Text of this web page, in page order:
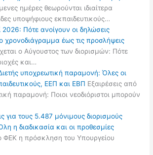
ημέρες θεωρούνται ιδιαίτερα
υποψήφιους εκπαιδευτικούς…
2026: Πότε ανοίγουν οι δηλώσεις
χρονοδιάγραμμα έως τις προσλήψεις
ο Αύγουστος των διορισμών: Πότε
και…
υποχρεωτική παραμονή: Όλες οι
ΕΕΠ και ΕΒΠ Εξαιρέσεις από
παραμονή: Ποιοι νεοδιόριστοι μπορούν
για τους 5.487 μόνιμους διορισμούς
η διαδικασία και οι προθεσμίες
ΦΕΚ η πρόσκληση του Υπουργείου